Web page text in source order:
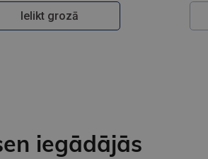
Ielikt grozā
iegādājās